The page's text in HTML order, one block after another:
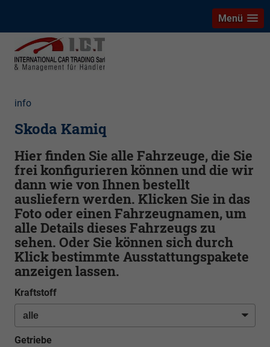
Menü
info
Skoda Kamiq
Hier finden Sie alle Fahrzeuge, die Sie
frei konfigurieren können und die wir
dann wie von Ihnen bestellt
ausliefern werden. Klicken Sie in das
Foto oder einen Fahrzeugnamen, um
alle Details dieses Fahrzeugs zu
sehen. Oder Sie können sich durch
Klick bestimmte Ausstattungspakete
anzeigen lassen.
Kraftstoff
Getriebe